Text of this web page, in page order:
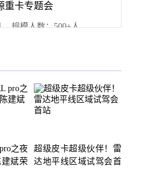
重卡专题会
规模人数：500+人
之夜
斌荣
超级皮卡超级伙伴！雷
达地平线区域试驾会首